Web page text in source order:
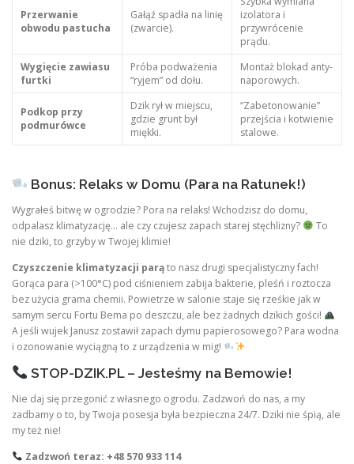
Przerwanie
obwodu pastucha
Gałąź spadła na linię
(zwarcie).
izolatora i
przywrócenie
prądu.
Wygięcie zawiasu
furtki
Próba podważenia
“ryjem” od dołu.
Montaż blokad anty-
naporowych.
Podkop przy
podmurówce
Dzik rył w miejscu,
gdzie grunt był
miękki.
“Zabetonowanie”
przejścia i kotwienie
stalowe.
Bonus: Relaks w Domu (Para na Ratunek!)
Wygrałeś bitwę w ogrodzie? Pora na relaks! Wchodzisz do domu,
odpalasz klimatyzację… ale czy czujesz zapach starej stęchlizny?
To
nie dziki, to grzyby w Twojej klimie!
Czyszczenie klimatyzacji parąto nasz drugi specjalistyczny fach!
Gorąca para (>100°C) pod ciśnieniem zabija bakterie, pleśń i roztocza
bez użycia grama chemii. Powietrze w salonie staje się rześkie jak w
samym sercu Fortu Bema po deszczu, ale bez żadnych dzikich gości!
A jeśli wujek Janusz zostawił zapach dymu papierosowego? Para wodna
i ozonowanie wyciągną to z urządzenia w mig!
STOP-DZIK.PL – Jesteśmy na Bemowie!
Nie daj się przegonić z własnego ogrodu. Zadzwoń do nas, a my
zadbamy o to, by Twoja posesja była bezpieczna 24/7. Dziki nie śpią, ale
my też nie!
Zadzwoń teraz: +48 570 933 114